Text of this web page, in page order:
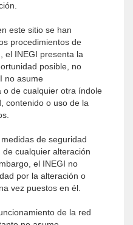
este sitio se han
procedimientos de
el INEGI presenta la
posible, no
no asume
o de cualquier otra índole
contenido o uso de la
de seguridad
cualquier alteración
el INEGI no
por la alteración o
vez puestos en él.
de la red